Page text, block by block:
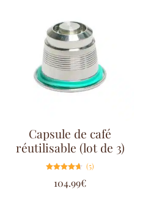
Capsule de café
réutilisable (lot de 3)
4.60
sur 5
(5)
104.99€